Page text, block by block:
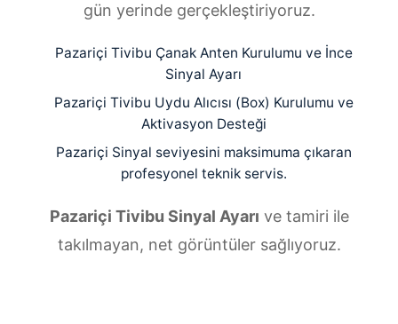
gün yerinde gerçekleştiriyoruz.
Pazariçi Tivibu Çanak Anten Kurulumu ve İnce
Sinyal Ayarı
Pazariçi Tivibu Uydu Alıcısı (Box) Kurulumu ve
Aktivasyon Desteği
Pazariçi Sinyal seviyesini maksimuma çıkaran
profesyonel teknik servis.
Pazariçi Tivibu Sinyal Ayarı ve tamiri ile
takılmayan, net görüntüler sağlıyoruz.